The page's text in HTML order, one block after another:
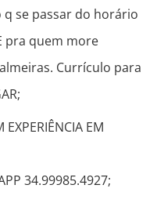
q se passar do horário
pra quem more
Currículo para
EXPERIÊNCIA EM
34.99985.4927;